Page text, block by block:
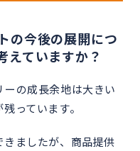
の今後の展開につ
えていますか？
の成長余地は大きい
っています。
ましたが、商品提供